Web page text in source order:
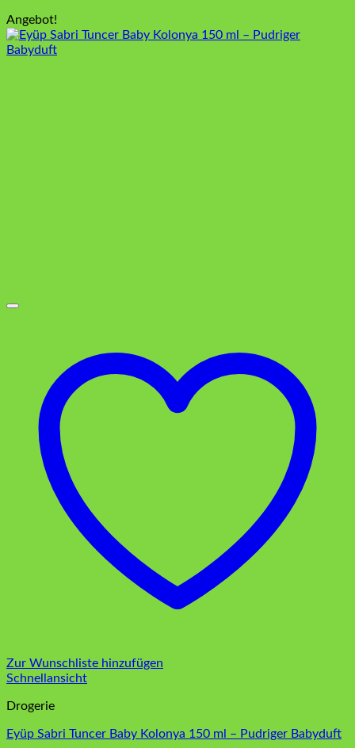
Angebot!
Zur Wunschliste hinzufügen
Schnellansicht
Drogerie
Eyüp Sabri Tuncer Baby Kolonya 150 ml – Pudriger Babyduft